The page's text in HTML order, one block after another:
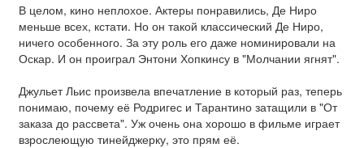
В целом, кино неплохое. Актеры понравились, Де Ниро
меньше всех, кстати. Но он такой классический Де Ниро,
ничего особенного. За эту роль его даже номинировали на
Оскар. И он проиграл Энтони Хопкинсу в "Молчании ягнят".
Джульет Льис произвела впечатление в который раз, теперь
понимаю, почему её Родригес и Тарантино затащили в "От
заказа до рассвета". Уж очень она хорошо в фильме играет
взрослеющую тинейджерку, это прям её.